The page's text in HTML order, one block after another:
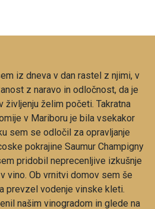
iz dneva v dan rastel z njimi, v
z naravo in odločnost, da je
življenju želim početi. Takratna
v Mariboru je bila vsekakor
sem se odločil za opravljanje
pokrajine Saumur Champigny
pridobil neprecenljive izkušnje
vino. Ob vrnitvi domov sem še
prevzel vodenje vinske kleti.
našim vinogradom in glede na